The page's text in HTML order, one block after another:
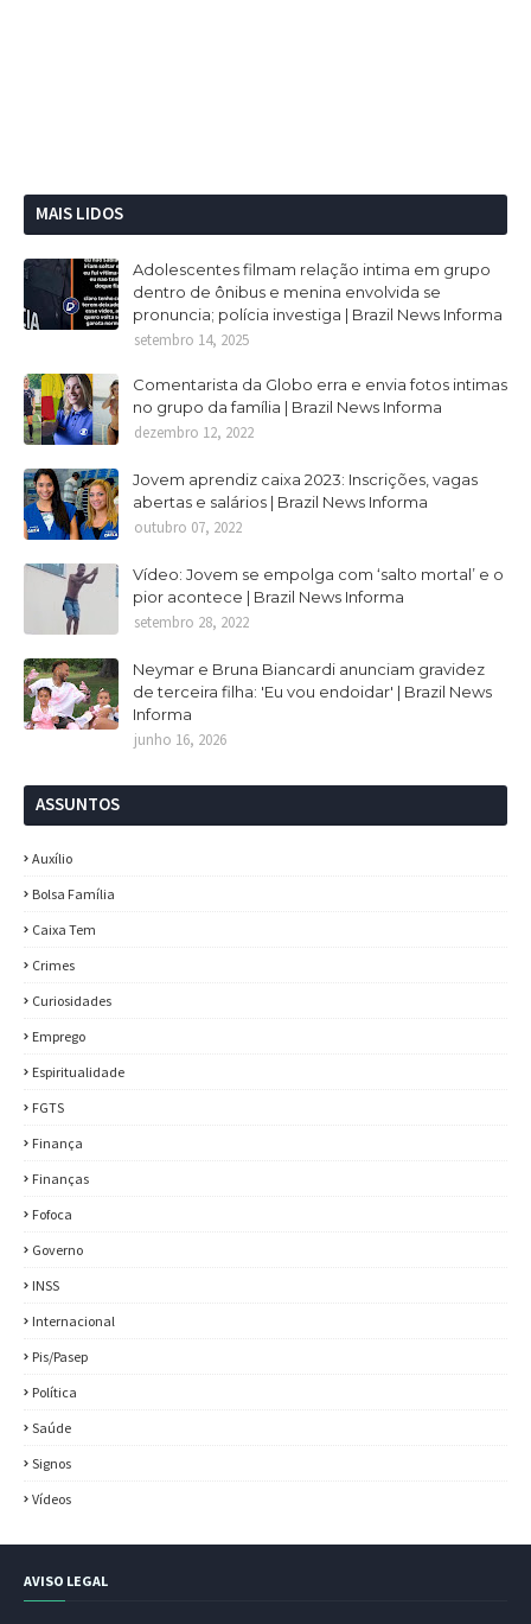
MAIS LIDOS
Adolescentes filmam relação intima em grupo
dentro de ônibus e menina envolvida se
pronuncia; polícia investiga | Brazil News Informa
setembro 14, 2025
Comentarista da Globo erra e envia fotos intimas
no grupo da família | Brazil News Informa
dezembro 12, 2022
Jovem aprendiz caixa 2023: Inscrições, vagas
abertas e salários | Brazil News Informa
outubro 07, 2022
Vídeo: Jovem se empolga com ‘salto mortal’ e o
pior acontece | Brazil News Informa
setembro 28, 2022
Neymar e Bruna Biancardi anunciam gravidez
de terceira filha: 'Eu vou endoidar' | Brazil News
Informa
junho 16, 2026
ASSUNTOS
Auxílio
Bolsa Família
Caixa Tem
Crimes
Curiosidades
Emprego
Espiritualidade
FGTS
Finança
Finanças
Fofoca
Governo
INSS
Internacional
Pis/Pasep
Política
Saúde
Signos
Vídeos
AVISO LEGAL